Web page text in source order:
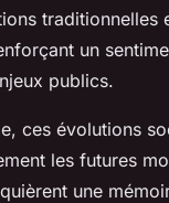
traditionnelles
un
publics.
ces évolutions
les futures
une